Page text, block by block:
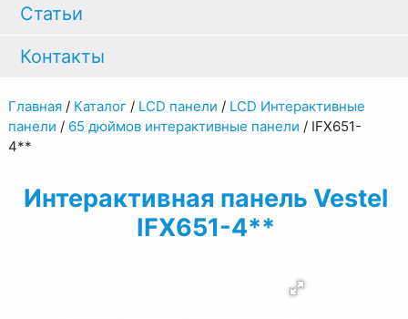
Статьи
Контакты
Главная/ Каталог/ LCD панели / LCD Интерактивные
панели / 65 дюймов интерактивные панели / IFX651-
4**
Интерактивная панель Vestel
IFX651-4**